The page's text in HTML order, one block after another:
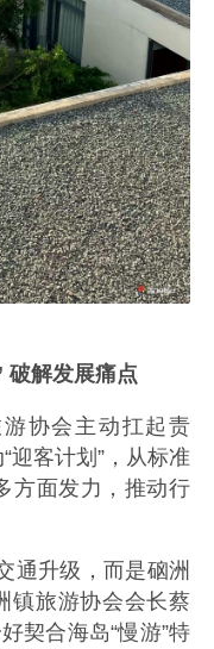
破解发展痛点
协会主动扛起责
迎客计划”，从标准
方面发力，推动行
通升级，而是硇洲
镇旅游协会会长蔡
契合海岛“慢游”特